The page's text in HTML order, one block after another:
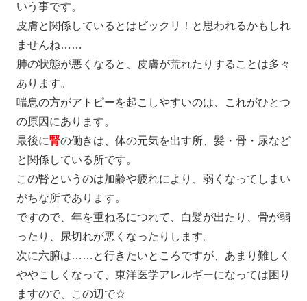
いう事です。
皮膚と関係しているとはビックリ！と思われるかもしれ
ませんね……
肺の状態が悪くなると、皮膚が荒れたりすることは多々
あります。
喘息の方がアトピーを起こしやすいのは、これがひとつ
の原因にあります。
最後に腎の働きは、体の元気を出す所、髪・骨・尿など
と関係している所です。
この腎というのは加齢や疲れにより、弱くなってしまい
がちな所であります。
ですので、年を重ねるにつれて、白髪が出たり、骨が弱
ったり、尿切れが悪くなったりします。
次に六腑は……と行きたいところですが、あまり難しく
ややこしくなって、東洋医学アレルギーになっては困り
ますので、この辺で☆